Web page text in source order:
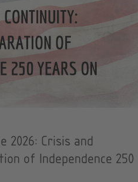
2026: Crisis and
of Independence 250